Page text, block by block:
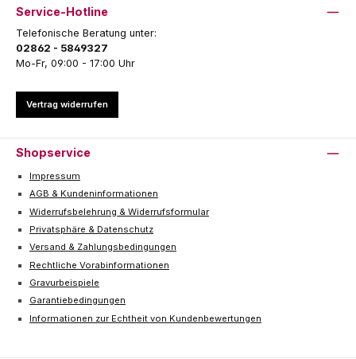
Service-Hotline
Telefonische Beratung unter:
02862 - 5849327
Mo-Fr, 09:00 - 17:00 Uhr
Vertrag widerrufen
Shopservice
Impressum
AGB & Kundeninformationen
Widerrufsbelehrung & Widerrufsformular
Privatsphäre & Datenschutz
Versand & Zahlungsbedingungen
Rechtliche Vorabinformationen
Gravurbeispiele
Garantiebedingungen
Informationen zur Echtheit von Kundenbewertungen